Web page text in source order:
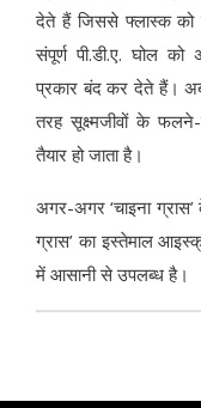
देते हैं जिससे फ्लास्क को
संपूर्ण पी.डी.ए. घोल
प्रकार बंद कर देते हैं।
तरह सूक्ष्मजीवों के
तैयार हो जाता है।
अगर-अगर ‘चाइना
ग्रास’ का इस्तेमाल
में आसानी से उपलब्ध है।